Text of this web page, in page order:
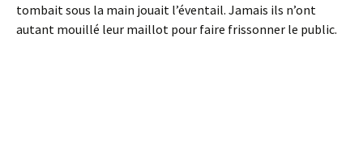
tombait sous la main jouait l’éventail. Jamais ils n’ont
autant mouillé leur maillot pour faire frissonner le public.